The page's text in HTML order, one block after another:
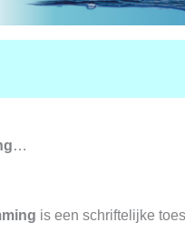
…
is een schriftelijke